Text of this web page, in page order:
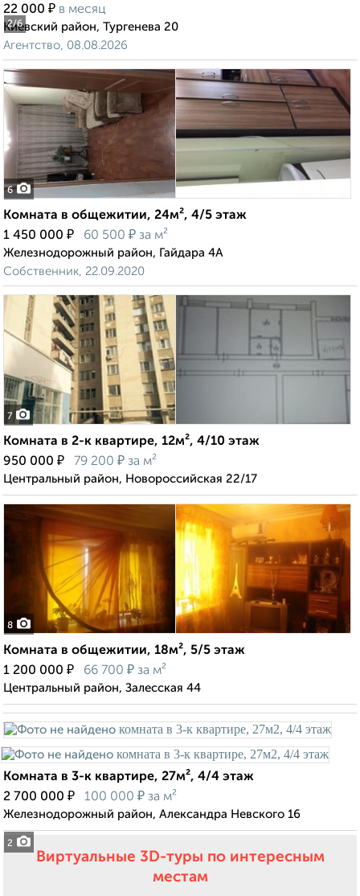
2/6
22 000 ₽ в месяц
Киевский район, Тургенева 20
Агентство, 08.08.2026
6
Комната в общежитии, 24м², 4/5 этаж
1 450 000 ₽ 60 500 ₽ за м²
Железнодорожный район, Гайдара 4А
Собственник, 22.09.2020
7
Комната в 2-к квартире, 12м², 4/10 этаж
950 000 ₽ 79 200 ₽ за м²
Центральный район, Новороссийская 22/17
8
Комната в общежитии, 18м², 5/5 этаж
1 200 000 ₽ 66 700 ₽ за м²
Центральный район, Залесская 44
2
Комната в 3-к квартире, 27м², 4/4 этаж
2 700 000 ₽ 100 000 ₽ за м²
Железнодорожный район, Александра Невского 16
Виртуальные 3D-туры по интересным
местам